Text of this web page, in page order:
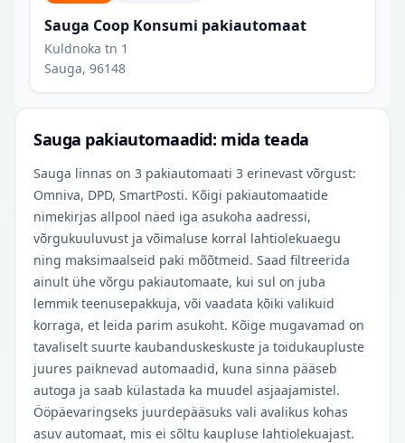
Sauga Coop Konsumi pakiautomaat
Kuldnoka tn 1
Sauga, 96148
Sauga pakiautomaadid: mida teada
Sauga linnas on 3 pakiautomaati 3 erinevast võrgust:
Omniva, DPD, SmartPosti. Kõigi pakiautomaatide
nimekirjas allpool näed iga asukoha aadressi,
võrgukuuluvust ja võimaluse korral lahtiolekuaegu
ning maksimaalseid paki mõõtmeid. Saad filtreerida
ainult ühe võrgu pakiautomaate, kui sul on juba
lemmik teenusepakkuja, või vaadata kõiki valikuid
korraga, et leida parim asukoht. Kõige mugavamad on
tavaliselt suurte kaubanduskeskuste ja toidukaupluste
juures paiknevad automaadid, kuna sinna pääseb
autoga ja saab külastada ka muudel asjaajamistel.
Ööpäevaringseks juurdepääsuks vali avalikus kohas
asuv automaat, mis ei sõltu kaupluse lahtiolekuajast.